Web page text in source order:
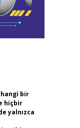
bir
hiçbir
yalnızca